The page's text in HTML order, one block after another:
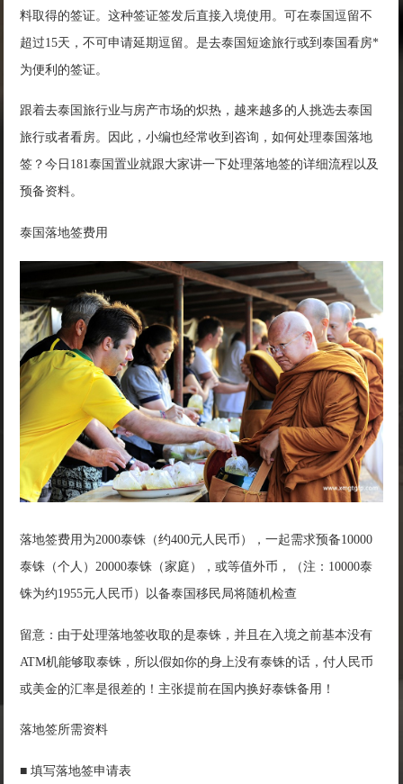
料取得的签证。这种签证签发后直接入境使用。可在泰国逗留不
超过15天，不可申请延期逗留。是去泰国短途旅行或到泰国看房*
为便利的签证。
跟着去泰国旅行业与房产市场的炽热，越来越多的人挑选去泰国
旅行或者看房。因此，小编也经常收到咨询，如何处理泰国落地
签？今日181泰国置业就跟大家讲一下处理落地签的详细流程以及
预备资料。
泰国落地签费用
落地签费用为2000泰铢（约400元人民币），一起需求预备10000
泰铢（个人）20000泰铢（家庭），或等值外币，（注：10000泰
铢为约1955元人民币）以备泰国移民局将随机检查
留意：由于处理落地签收取的是泰铢，并且在入境之前基本没有
ATM机能够取泰铢，所以假如你的身上没有泰铢的话，付人民币
或美金的汇率是很差的！主张提前在国内换好泰铢备用！
落地签所需资料
■ 填写落地签申请表